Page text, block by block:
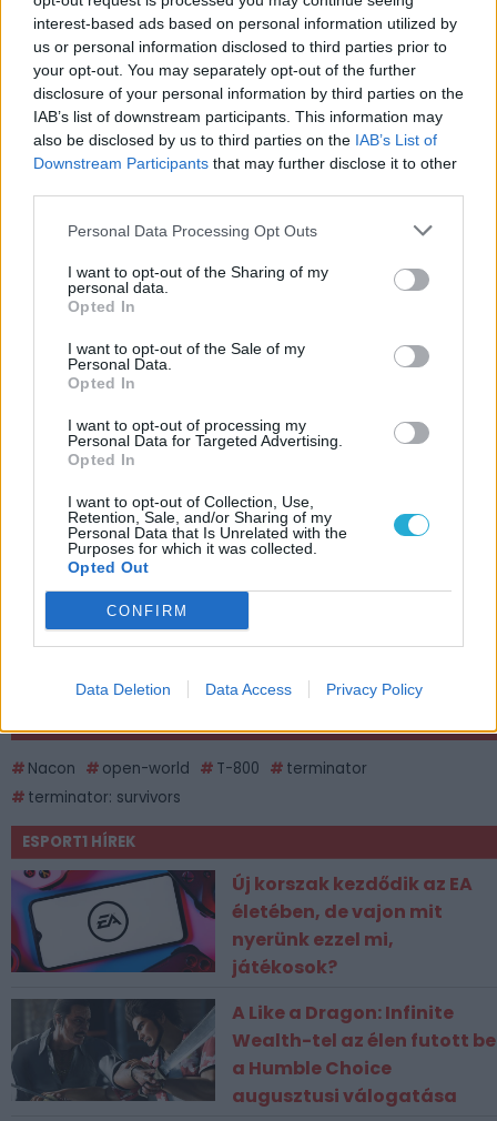
interest-based ads based on personal information utilized by
us or personal information disclosed to third parties prior to
your opt-out. You may separately opt-out of the further
disclosure of your personal information by third parties on the
IAB’s list of downstream participants. This information may
also be disclosed by us to third parties on the IAB’s List of
Downstream Participants that may further disclose it to other
Personal Data Processing Opt Outs
I want to opt-out of the Sharing of my
personal data.
Opted In
I want to opt-out of the Sale of my
Personal Data.
Opted In
I want to opt-out of processing my
Personal Data for Targeted Advertising.
Opted In
I want to opt-out of Collection, Use,
Retention, Sale, and/or Sharing of my
Personal Data that Is Unrelated with the
Purposes for which it was collected.
Opted Out
CONFIRM
Data Deletion Data Access Privacy Policy
Nacon open-world T-800
terminator
terminator: survivors
ESPORT1 HÍREK
Új korszak kezdődik az EA
életében, de vajon mit
nyerünk ezzel mi,
játékosok?
A Like a Dragon: Infinite
Wealth-tel az élen futott be
a Humble Choice
augusztusi válogatása